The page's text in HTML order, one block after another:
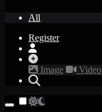
All
Register
Image Video